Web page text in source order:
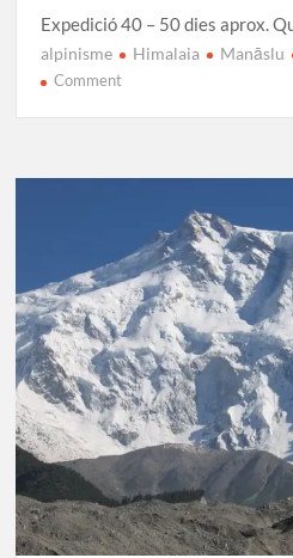
Expedició 40 – 50 dies aprox.
alpinisme Himalaia Manāslu
Commenton